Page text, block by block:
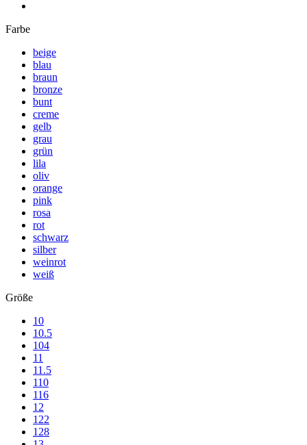
Farbe
beige
blau
braun
bronze
bunt
creme
gelb
grau
grün
lila
oliv
orange
pink
rosa
rot
schwarz
silber
weinrot
weiß
Größe
10
10.5
104
11
11.5
110
116
12
122
128